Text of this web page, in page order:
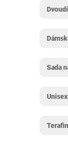
Sada